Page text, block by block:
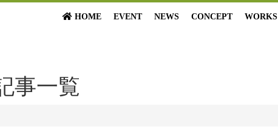
HOME EVENT NEWS CONCEPT WORKS
事一覧